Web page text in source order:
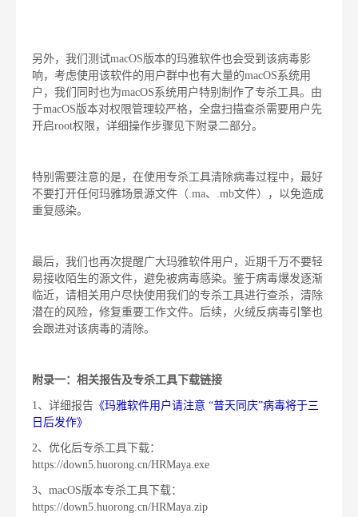
另外，我们测试macOS版本的玛雅软件也会受到该病毒影
响，考虑使用该软件的用户群中也有大量的macOS系统用
户，我们同时也为macOS系统用户特别制作了专杀工具。由
于macOS版本对权限管理较严格，全盘扫描查杀需要用户先
开启root权限，详细操作步骤见下附录二部分。
特别需要注意的是，在使用专杀工具清除病毒过程中，最好
不要打开任何玛雅场景源文件（.ma、.mb文件），以免造成
重复感染。
最后，我们也再次提醒广大玛雅软件用户，近期千万不要轻
易接收陌生的源文件，避免被病毒感染。鉴于病毒爆发逐渐
临近，请相关用户尽快使用我们的专杀工具进行查杀，清除
潜在的风险，修复重要工作文件。后续，火绒反病毒引擎也
会跟进对该病毒的清除。
附录一：相关报告及专杀工具下载链接
1、详细报告 《玛雅软件用户请注意 “普天同庆”病毒将于三
日后发作》
2、优化后专杀工具下载：
https://down5.huorong.cn/HRMaya.exe
3、macOS版本专杀工具下载：
https://down5.huorong.cn/HRMaya.zip